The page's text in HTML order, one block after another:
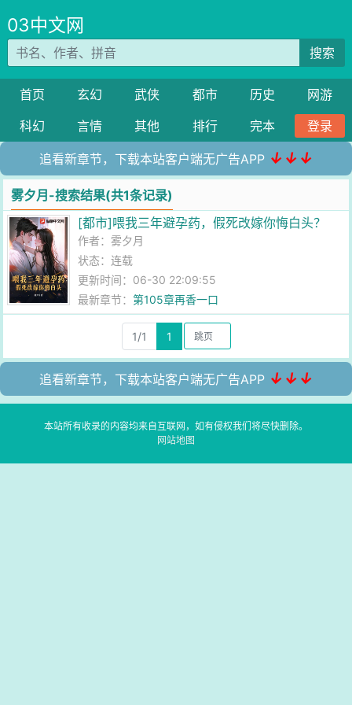
03中文网
搜索
首页 玄幻 武侠 都市 历史
网游
科幻
言情 其他 排行 完本 登录
追看新章节，下载本站客户端无广告APP ↓↓↓
雾夕月-搜索结果(共1条记录)
[都市]喂我三年避孕药，假死改嫁你悔白头？
作者：雾夕月
状态：连载
更新时间：06-30 22:09:55
最新章节：第105章再香一口
1/1 1
追看新章节，下载本站客户端无广告APP ↓↓↓
本站所有收录的内容均来自互联网，如有侵权我们将尽快删除。
网站地图